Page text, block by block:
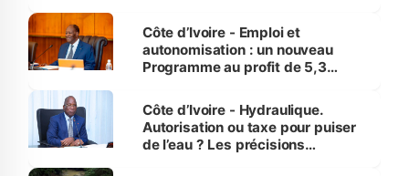
et Yamoussoukro
Côte d’Ivoire - Emploi et
autonomisation : un nouveau
Programme au profit de 5,3
Côte d’Ivoire - Hydraulique.
Autorisation ou taxe pour puiser
de l’eau ? Les précisions